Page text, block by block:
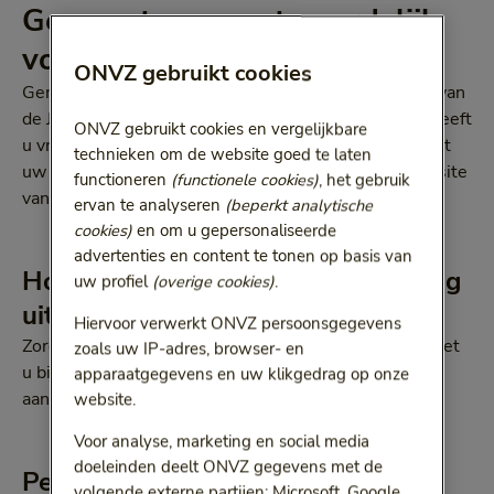
Gemeenten verantwoordelijk
voor Jeugdwet
Gemeenten zijn verantwoordelijk voor de uitvoering van
de Jeugdwet. Elke gemeente regelt deze zorg zelf. Heeft
u vragen over de Jeugdwet? Neem dan contact op met
uw gemeente. De contactgegevens staan op de website
van uw gemeente.
Hoe vraagt u zorg en ondersteuning
uit de Jeugdwet aan?
Zorg en ondersteuning uit de Jeugdwet aanvragen doet
u bij uw gemeente. De gemeente beoordeelt uw
aanvraag en bespreekt de mogelijkheden met u.
Persoonsgebonden budget of zorg
ONVZ gebruikt cookies
ONVZ gebruikt cookies en vergelijkbare
technieken om de website goed te laten
functioneren (functionele cookies), het gebruik
ervan te analyseren (beperkt analytische
cookies)en om u gepersonaliseerde
advertenties en content te tonen op basis van
uw profiel (overige cookies).
Hiervoor verwerkt ONVZ persoonsgegevens
zoals uw IP-adres, browser- en
apparaatgegevens en uw klikgedrag op onze
website.
Voor analyse, marketing en social media
doeleinden deelt ONVZ gegevens met de